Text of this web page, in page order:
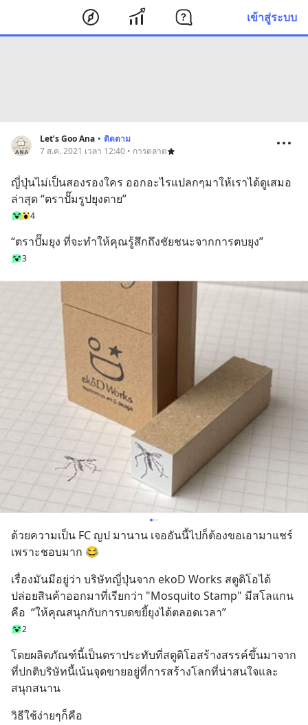
เข้าสู่ระบบ
Let’s Goo Ana • ติดตาม
7 ส.ค. 2021 เวลา 12:40 • การตลาด
ญี่ปุ่นไม่เป็นสองรองใคร ออกอะไรแปลกๆมาให้เราได้ดูเสมอ
ล่าสุด “ตราปั๊มรูปยุงตาย”
4
“ตราปั๊มยุง ที่จะทำให้คุณรู้สึกถึงชัยชนะจากการตบยุง”
3
ด้วยความเป็น FC ญป มานาน เจออันนี้ไปก็ต้องขอเอามาแชร์
เพราะชอบมาก 😂
เรื่องมันมีอยู่ว่า บริษัทญี่ปุ่นจาก ekoD Works สตูดิโอได้
ปล่อยสินค้าออกมาที่เรียกว่า "Mosquito Stamp" มีสโลแกน
คือ  “ให้คุณสนุกกับการบดขยี้ยุงได้ตลอดเวลา”
2
โดยผลิตภัณฑ์นี้เป็นตราประทับที่สตูดิโอสร้างสรรค์ขึ้นมาจาก
ที่ปกติบริษัทนี้เน้นจุดขายอยู่ที่การสร้างโลกที่น่าสนใจและ
สนุกสนาน
วิธีใช้ง่ายๆก็คือ